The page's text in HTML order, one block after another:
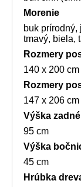
Morenie
buk prírodný,
tmavý, biela,
Rozmery
140 x 200 cm
Rozmery
147 x 206 cm
Výška
95 cm
Výška
45 cm
Hrúbka